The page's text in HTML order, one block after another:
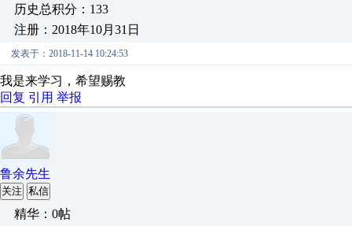
历史总积分：133
注册：2018年10月31日
发表于：2018-11-14 10:24:53
我是来学习，希望赐教
回复 引用 举报
鲁余先生
关注 私信
精华：0帖